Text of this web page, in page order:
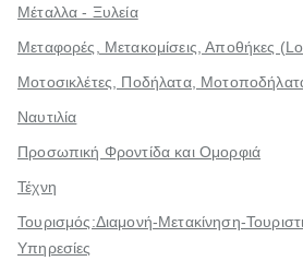
Μέταλλα - Ξυλεία
Μεταφορές, Μετακομίσεις, Αποθήκες
Μοτοσικλέτες, Ποδήλατα,
Ναυτιλία
Προσωπική Φροντίδα και Ομορφιά
Τέχνη
Τουρισμός:Διαμονή-Μετακίνηση-
Υπηρεσίες